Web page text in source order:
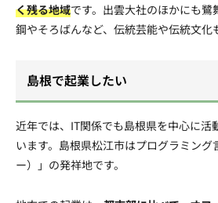
く残る地域です。出雲大社のほかにも鷺
鋼やそろばんなど、伝統芸能や伝統文化
島根で起業したい
近年では、IT関係でも島根県を中心に活
います。島根県松江市はプログラミング
ー）」の発祥地です。